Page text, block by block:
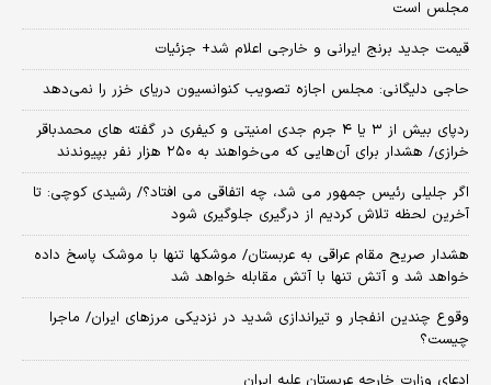
مجلس است
قیمت جدید برنج ایرانی و خارجی اعلام شد+ جزئیات
حاجی دلیگانی: مجلس اجازه تصویب کنوانسیون دریای خزر را نمی‌دهد
ردپای بیش از ۳ یا ۴ جرم جدی امنیتی و کیفری در گفته های محمدباقر
خرازی/ هشدار برای آن‌هایی که می‌خواهند به ۲۵۰ هزار نفر بپیوندند
اگر جلیلی رئیس جمهور می شد، چه اتفاقی می افتاد؟/ رشیدی کوچی: تا
آخرین لحظه تلاش کردیم از درگیری جلوگیری شود
هشدار صریح مقام عراقی به عربستان/ موشکها تنها با موشک پاسخ داده
خواهد شد و آتش تنها با آتش مقابله خواهد شد
وقوع چندین انفجار و تیراندازی شدید در نزدیکی مرز‌های ایران/ ماجرا
چیست؟